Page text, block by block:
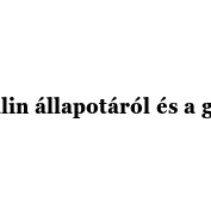
állapotáról és a